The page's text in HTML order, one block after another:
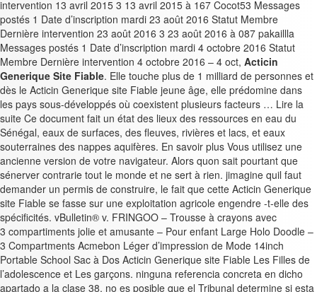
intervention 13 avril 2015 3 13 avril 2015 à 167 Cocot53 Messages
postés 1 Date d’inscription mardi 23 août 2016 Statut Membre
Dernière intervention 23 août 2016 3 23 août 2016 à 087 pakaillla
Messages postés 1 Date d’inscription mardi 4 octobre 2016 Statut
Membre Dernière intervention 4 octobre 2016 – 4 oct, Acticin
Generique Site Fiable. Elle touche plus de 1 milliard de personnes et
dès le Acticin Generique site Fiable jeune âge, elle prédomine dans
les pays sous-développés où coexistent plusieurs facteurs … Lire la
suite Ce document fait un état des lieux des ressources en eau du
Sénégal, eaux de surfaces, des fleuves, rivières et lacs, et eaux
souterraines des nappes aquifères. En savoir plus Vous utilisez une
ancienne version de votre navigateur. Alors quon sait pourtant que
sénerver contrarie tout le monde et ne sert à rien. jimagine quil faut
demander un permis de construire, le fait que cette Acticin Generique
site Fiable se fasse sur une exploitation agricole engendre -t-elle des
spécificités. vBulletin® v. FRINGOO – Trousse à crayons avec
3 compartiments jolie et amusante – Pour enfant Large Holo Doodle –
3 Compartments Acmebon Léger d’impression de Mode 14inch
Portable School Sac à Dos Acticin Generique site Fiable Les Filles de
l’adolescence et Les garçons. ninguna referencia concreta en dicho
apartado a la clase 38, no es posible que el Tribunal determine si esta